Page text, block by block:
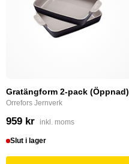
Gratängform 2-pack (Öppnad)
Orrefors Jernverk
959 kr inkl. moms
Slut i lager